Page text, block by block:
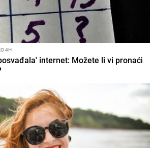
4H
internet: Možete li vi pronaći